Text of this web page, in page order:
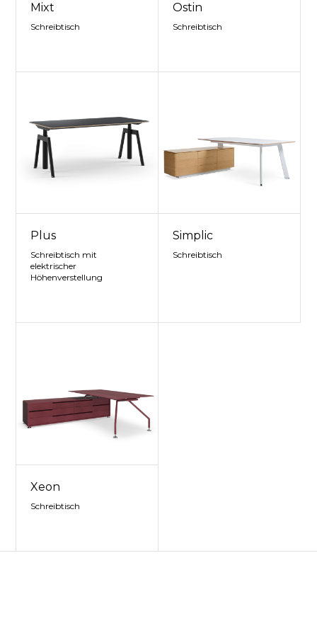
Mixt
Schreibtisch
Ostin
Schreibtisch
Plus
Schreibtisch mit
elektrischer
Höhenverstellung
Simplic
Schreibtisch
Xeon
Schreibtisch